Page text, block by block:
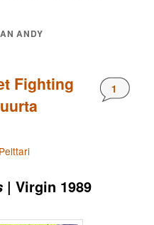
ANDY
Fighting
1
| Virgin 1989